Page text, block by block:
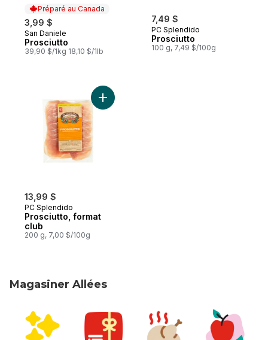
Préparé au Canada
3,99 $
Préparé au Canada
San Daniele
Prosciutto
39,90 $/1kg 18,10 $/1lb
7,49 $
PC Splendido
Prosciutto
100 g, 7,49 $/100g
13,99 $
PC Splendido
Prosciutto, format
club
200 g, 7,00 $/100g
Ajouter Prosciutto, format club au panier
Magasiner Allées